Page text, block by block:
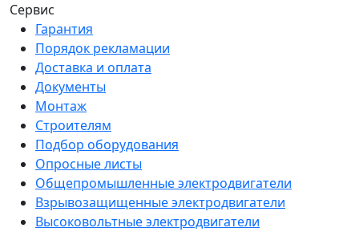
Сервис
Гарантия
Порядок рекламации
Доставка и оплата
Документы
Монтаж
Строителям
Подбор оборудования
Опросные листы
Общепромышленные электродвигатели
Взрывозащищенные электродвигатели
Высоковольтные электродвигатели